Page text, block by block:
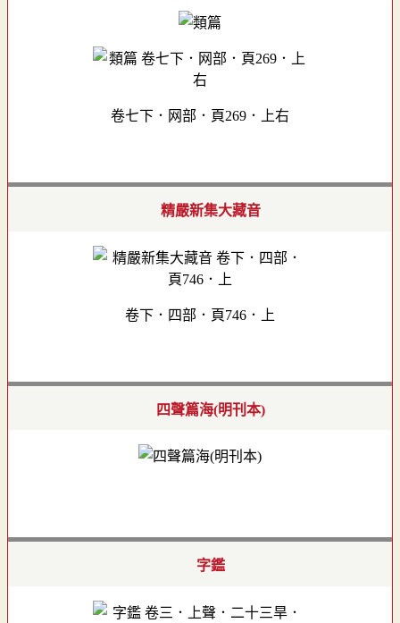
卷七下．网部．頁269．上右
精嚴新集大藏音
卷下．四部．頁746．上
四聲篇海(明刊本)
字鑑